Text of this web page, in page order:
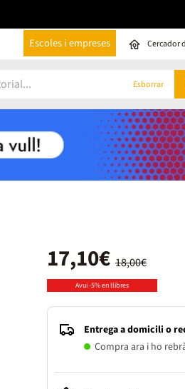
Escoles i empreses Cercador
Esborrar
18,00€
17,10€
Avui -5% en llibres
Entrega a domicili o
Compra ara i ho